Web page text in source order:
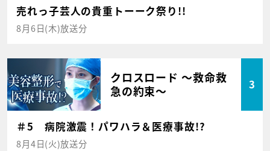
売れっ子芸人の貴重トーーク祭り!!
8月6日(木)放送分
クロスロード ～救命救
急の約束～
3
＃5 病院激震！パワハラ＆医療事故!?
8月4日(火)放送分